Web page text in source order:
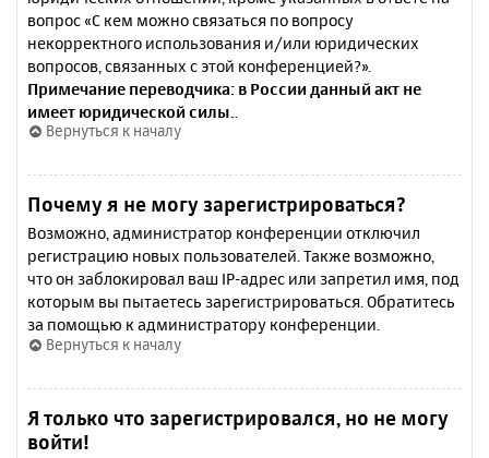
вопрос «С кем можно связаться по вопросу
некорректного использования и/или юридических
вопросов, связанных с этой конференцией?».
Примечание переводчика: в России данный акт не
имеет юридической силы.
Вернуться к началу
Почему я не могу зарегистрироваться?
Возможно, администратор конференции отключил
регистрацию новых пользователей. Также возможно,
что он заблокировал ваш IP-адрес или запретил имя, под
которым вы пытаетесь зарегистрироваться. Обратитесь
за помощью к администратору конференции.
Вернуться к началу
Я только что зарегистрировался, но не могу
войти!